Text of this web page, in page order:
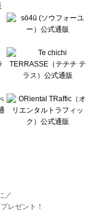
／
レゼント！